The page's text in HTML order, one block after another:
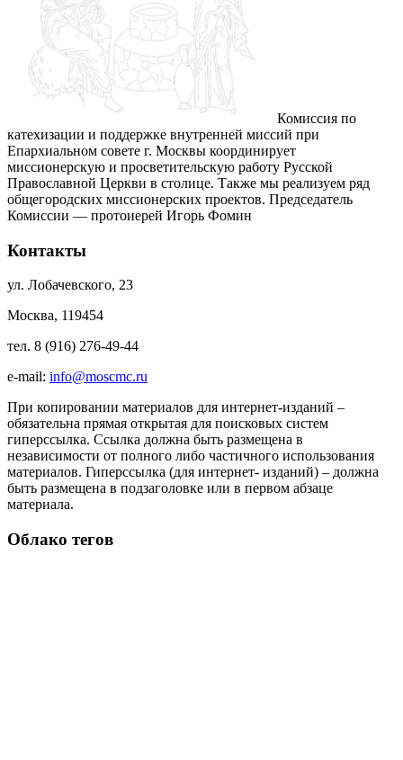
Комиссия по
катехизации и поддержке внутренней миссий при
Епархиальном совете г. Москвы координирует
миссионерскую и просветительскую работу Русской
Православной Церкви в столице. Также мы реализуем ряд
общегородских миссионерских проектов. Председатель
Комиссии — протоиерей Игорь Фомин
Контакты
ул. Лобачевского, 23
Москва, 119454
тел. 8 (916) 276-49-44
e-mail: info@moscmc.ru
При копировании материалов для интернет-изданий –
обязательна прямая открытая для поисковых систем
гиперссылка. Ссылка должна быть размещена в
независимости от полного либо частичного использования
материалов. Гиперссылка (для интернет- изданий) – должна
быть размещена в подзаголовке или в первом абзаце
материала.
Облако тегов